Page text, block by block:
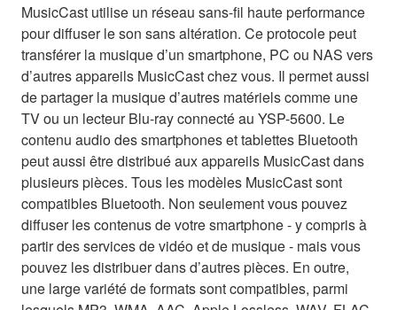
MusicCast utilise un réseau sans-fil haute performance
pour diffuser le son sans altération. Ce protocole peut
transférer la musique d’un smartphone, PC ou NAS vers
d’autres appareils MusicCast chez vous. Il permet aussi
de partager la musique d’autres matériels comme une
TV ou un lecteur Blu-ray connecté au YSP-5600. Le
contenu audio des smartphones et tablettes Bluetooth
peut aussi être distribué aux appareils MusicCast dans
plusieurs pièces. Tous les modèles MusicCast sont
compatibles Bluetooth. Non seulement vous pouvez
diffuser les contenus de votre smartphone - y compris à
partir des services de vidéo et de musique - mais vous
pouvez les distribuer dans d’autres pièces. En outre,
une large variété de formats sont compatibles, parmi